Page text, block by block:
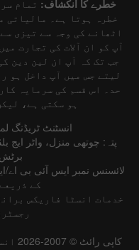
خطرے کا انکشاف: تمام
خطرہ ہوتا ہے۔ مالیاتی
اٹھانے کی وجہ سے تیزی
آپ کو ان آلات کی تجارت
جب تک کہ آپ ان لین دین
لیتے جس میں آپ داخل ہو
حد۔ اس قسم کی سرمایہ
ہو سکتی ہے،
انسٹنٹ ٹریڈنگ
پتہ: چوتھی منزل، واٹر ایج
کے
خدمات انسٹا فاریکس